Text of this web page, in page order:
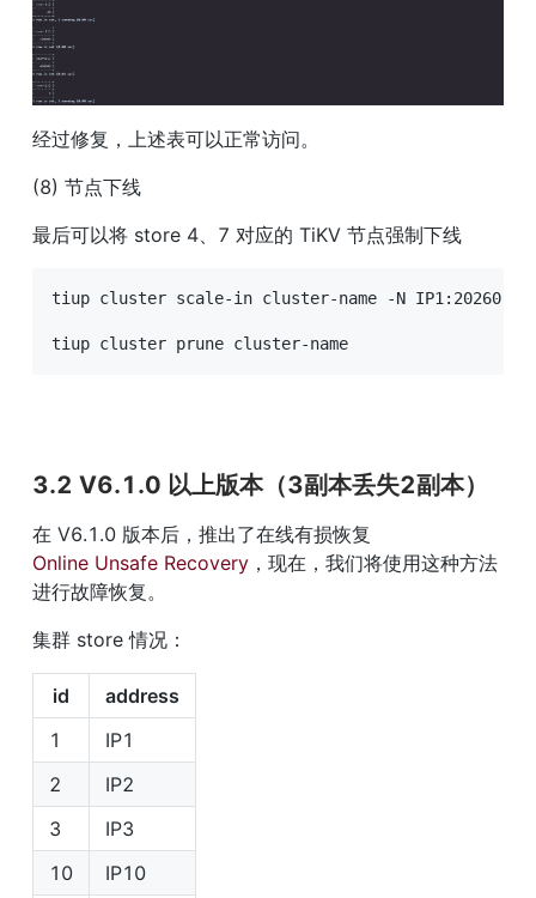
经过修复，上述表可以正常访问。
(8) 节点下线
最后可以将 store 4、7 对应的 TiKV 节点强制下线
tiup cluster scale-in cluster-name -N
tiup cluster prune cluster-name
3.2 V6.1.0 以上版本（3副本丢失2副本）
在 V6.1.0 版本后，推出了在线有损恢复
Online Unsafe Recovery ，现在，我们将使用这种方法
进行故障恢复。
集群 store 情况：
id
address
1
IP1
2
IP2
3
IP3
10
IP10